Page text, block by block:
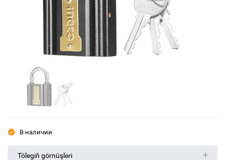
В наличии
Tölegiň görnüşleri